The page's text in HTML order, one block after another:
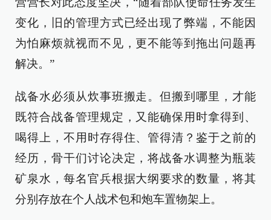
变化，旧的管理方式已经出现了弊端，不能因
为怕麻烦就视而不见，更不能等到拖出问题再
解决。”
战备水必须从炊事班搬走。但搬到哪里，才能
既符合战备管理规定，又能确保用时拿得到、
喝得上，不用时存得住、管得清？鉴于之前的
经历，骨干们讨论决定，将战备水调整为瓶装
矿泉水，每名官兵根据大纲要求的数量，将其
分别存放在个人战术包和炮车置物架上。